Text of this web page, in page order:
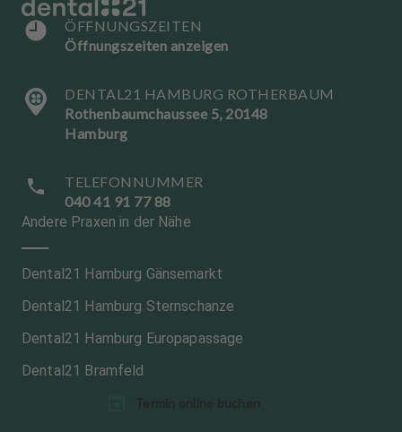
ÖFFNUNGSZEITEN
Öffnungszeiten anzeigen
DENTAL21 HAMBURG ROTHERBAUM
Rothenbaumchaussee 5, 20148
Hamburg
TELEFONNUMMER
040 41 91 77 88
Andere Praxen in der Nähe
Dental21 Hamburg Gänsemarkt
Dental21 Hamburg Sternschanze
Dental21 Hamburg Europapassage
Dental21 Bramfeld